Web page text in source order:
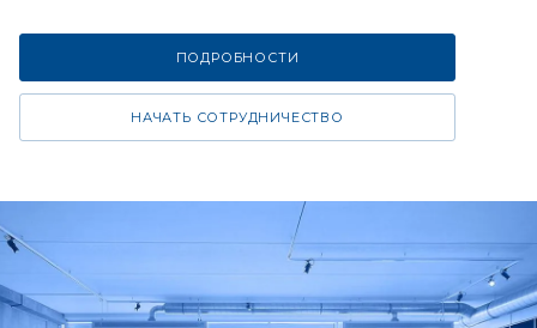
ПОДРОБНОСТИ
НАЧАТЬ СОТРУДНИЧЕСТВО